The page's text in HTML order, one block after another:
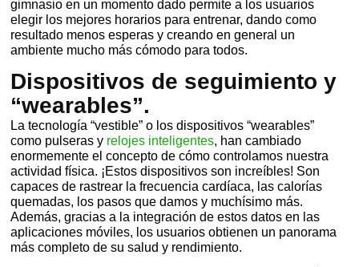
gimnasio en un momento dado permite a los usuarios
elegir los mejores horarios para entrenar, dando como
resultado menos esperas y creando en general un
ambiente mucho más cómodo para todos.
Dispositivos de seguimiento y
“wearables”.
La tecnología “vestible” o los dispositivos “wearables”
como pulseras y relojes inteligentes, han cambiado
enormemente el concepto de cómo controlamos nuestra
actividad física. ¡Estos dispositivos son increíbles! Son
capaces de rastrear la frecuencia cardíaca, las calorías
quemadas, los pasos que damos y muchísimo más.
Además, gracias a la integración de estos datos en las
aplicaciones móviles, los usuarios obtienen un panorama
más completo de su salud y rendimiento.